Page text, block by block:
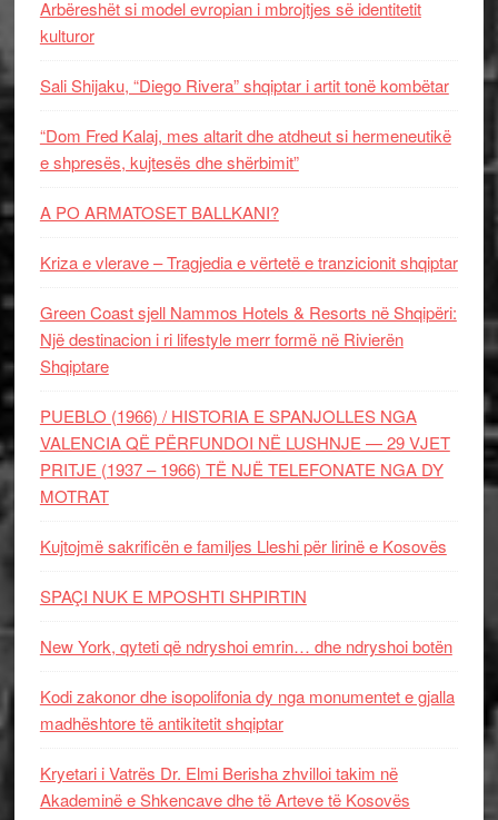
Arbëreshët si model evropian i mbrojtjes së identitetit
kulturor
Sali Shijaku, “Diego Rivera” shqiptar i artit tonë kombëtar
“Dom Fred Kalaj, mes altarit dhe atdheut si hermeneutikë
e shpresës, kujtesës dhe shërbimit”
A PO ARMATOSET BALLKANI?
Kriza e vlerave – Tragjedia e vërtetë e tranzicionit shqiptar
Green Coast sjell Nammos Hotels & Resorts në Shqipëri:
Një destinacion i ri lifestyle merr formë në Rivierën
Shqiptare
PUEBLO (1966) / HISTORIA E SPANJOLLES NGA
VALENCIA QË PËRFUNDOI NË LUSHNJE — 29 VJET
PRITJE (1937 – 1966) TË NJË TELEFONATE NGA DY
MOTRAT
Kujtojmë sakrificën e familjes Lleshi për lirinë e Kosovës
SPAÇI NUK E MPOSHTI SHPIRTIN
New York, qyteti që ndryshoi emrin… dhe ndryshoi botën
Kodi zakonor dhe isopolifonia dy nga monumentet e gjalla
madhështore të antikitetit shqiptar
Kryetari i Vatrës Dr. Elmi Berisha zhvilloi takim në
Akademinë e Shkencave dhe të Arteve të Kosovës